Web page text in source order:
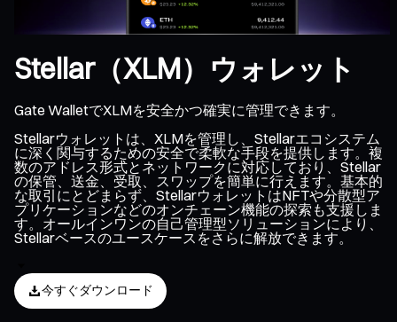
Stellar（XLM）ウォレット
Gate WalletでXLMを安全かつ確実に管理できます。
Stellarウォレットは、XLMを管理し、Stellarエコシステム
に深く関与するための安全で柔軟な手段を提供します。複
数のアドレス形式とネットワークに対応しており、Stellar
の保管、送金、受取、スワップを簡単に行えます。基本的
な取引にとどまらず、StellarウォレットはNFTや分散型ア
プリケーションなどのオンチェーン機能の探索も支援しま
す。オールインワンの自己管理型ソリューションにより、
Stellarベースのユースケースをさらに解放できます。
今すぐダウンロード